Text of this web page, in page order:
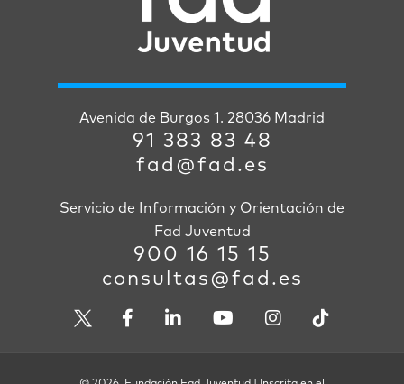
Avenida de Burgos 1. 28036 Madrid
91 383 83 48
fad@fad.es
Servicio de Información y Orientación de
Fad Juventud
900 16 15 15
consultas@fad.es